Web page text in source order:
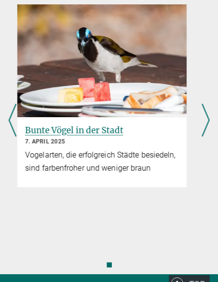
Clemens Küpper
Forschungsgruppenleiter
+49 8157 932 299
clemens.kuepper@...
Eine ausgefeilte Strategie, um
Testosteron loszuwerden
23. JANUAR 2025
Ein Superenzym hilft Kampfläufern beim
◼